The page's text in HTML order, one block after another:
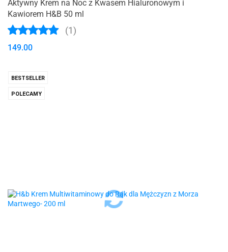
Aktywny Krem na Noc z Kwasem Hialuronowym i
Kawiorem H&B 50 ml
(1)
149.00
BESTSELLER
POLECAMY